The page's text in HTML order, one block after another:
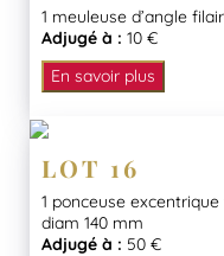
1 meuleuse d’angle
Adjugé à : 10 €
En savoir plus
LOT 16
1 ponceuse
diam 140 mm
Adjugé à : 50 €